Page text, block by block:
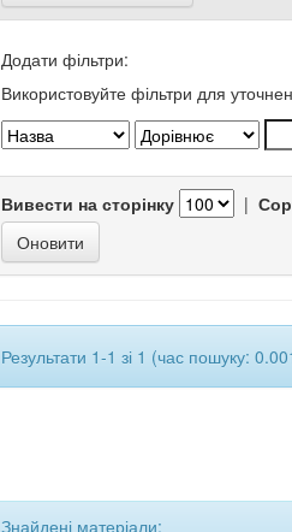
Додати фільтри:
Використовуйте фільтри для
Вивести на сторінку |
Результати 1-1 зі 1 (час пошуку:
Знайдені матеріали: